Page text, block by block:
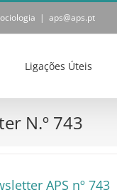
| aps@aps.pt
Ligações Úteis
N.º 743
APS nº 743